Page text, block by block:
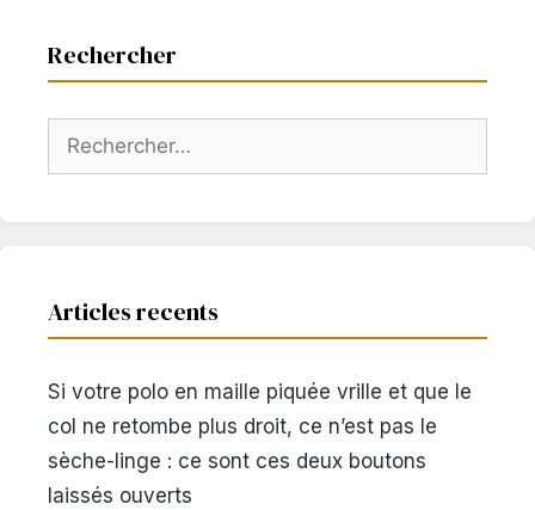
Rechercher
Rechercher :
Articles recents
Si votre polo en maille piquée vrille et que le
col ne retombe plus droit, ce n’est pas le
sèche-linge : ce sont ces deux boutons
laissés ouverts